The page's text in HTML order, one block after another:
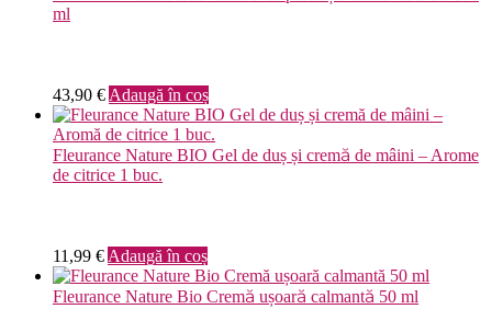
ml
43,90 € Adaugă în coș
Fleurance Nature BIO Gel de duș și cremă de mâini – Arome
de citrice 1 buc.
11,99 € Adaugă în coș
Fleurance Nature Bio Cremă ușoară calmantă 50 ml